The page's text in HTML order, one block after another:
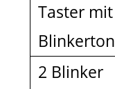
Taster mit
Blinkerton
2 Blinker